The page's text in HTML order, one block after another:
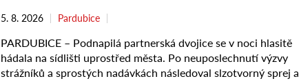
5. 8. 2026 Pardubice
PARDUBICE – Podnapilá partnerská dvojice se v noci hlasitě
hádala na sídlišti uprostřed města. Po neuposlechnutí výzvy
strážníků a sprostých nadávkách následoval slzotvorný sprej a